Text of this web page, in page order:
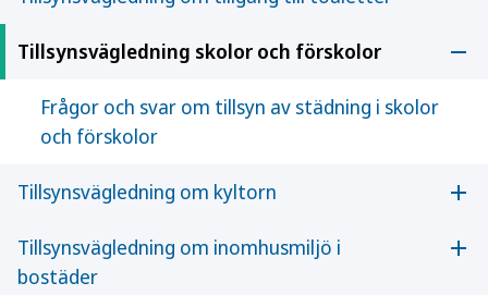
Tillsynsvägledning skolor och förskolor
Frågor och svar om tillsyn av städning i skolor
och förskolor
Tillsynsvägledning om kyltorn
Tillsynsvägledning om inomhusmiljö i
bostäder
som bedömer situationen och kan fatta beslut om
Tillsynsvägledning för miljö- och
hälsoskyddsinspektör
En e-publikation med en samlad vägledning om
hälsoskyddet i skolor och förskolor. Publikationen